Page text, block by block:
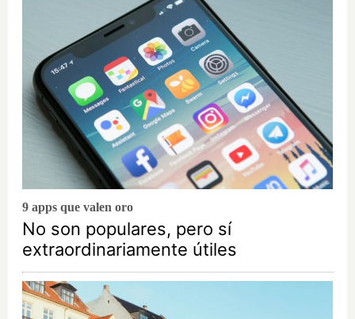
9 apps que valen oro
No son populares, pero sí
extraordinariamente útiles